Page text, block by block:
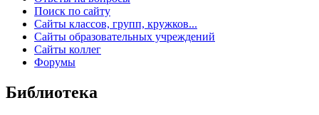
Поиск по сайту
Сайты классов, групп, кружков...
Сайты образовательных учреждений
Сайты коллег
Форумы
Библиотека